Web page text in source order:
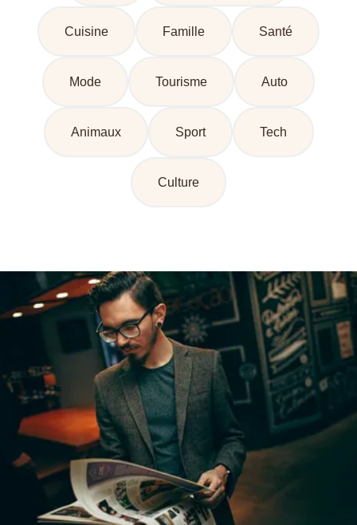
Cuisine Famille Santé
Mode Tourisme Auto
Animaux Sport Tech
Culture